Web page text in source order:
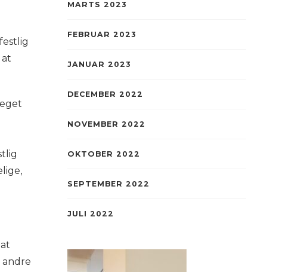
MARTS 2023
FEBRUAR 2023
JANUAR 2023
DECEMBER 2022
NOVEMBER 2022
OKTOBER 2022
SEPTEMBER 2022
JULI 2022